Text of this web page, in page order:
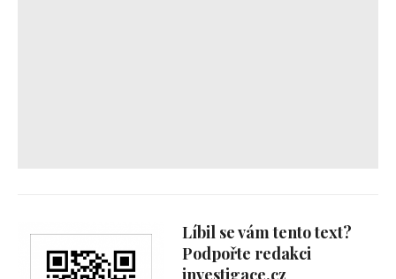
Líbil se vám tento text?
Podpořte redakci